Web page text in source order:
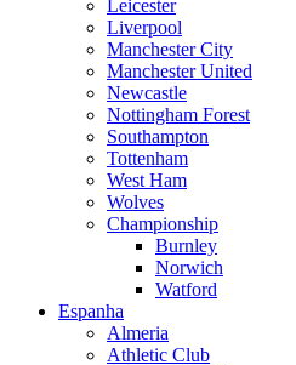
Leicester
Liverpool
Manchester City
Manchester United
Newcastle
Nottingham Forest
Southampton
Tottenham
West Ham
Wolves
Championship
Burnley
Norwich
Watford
Espanha
Almeria
Athletic Club